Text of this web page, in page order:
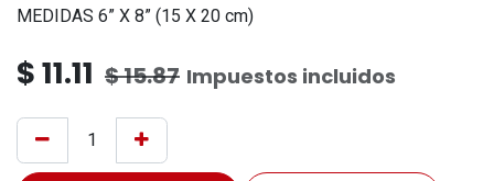
MEDIDAS 6” X 8” (15 X 20 cm)
$11.11 $15.87 Impuestos incluidos